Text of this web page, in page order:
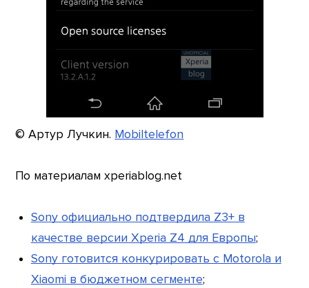
© Артур Лучкин. Mobiltelefon
По материалам xperiablog.net
Sony официально подтвердила Z3+ в
качестве версии Xperia Z4 для Европы;
Sony готовится конкурировать с Motorola и
Xiaomi в бюджетном сегменте;